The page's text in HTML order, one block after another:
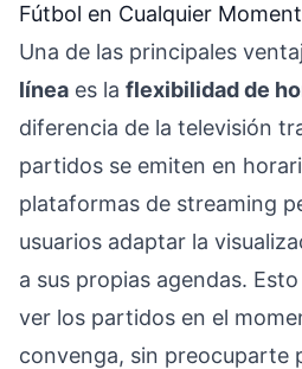
Fútbol en Cualquier
Una de las principales
línea es la flexibilidad de
diferencia de la televisión
partidos se emiten en
plataformas de streaming
usuarios adaptar la
a sus propias agendas.
ver los partidos en el
convenga, sin preocuparte